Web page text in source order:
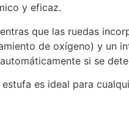
y eficaz.
que las ruedas
de oxígeno) y un
si se
es ideal para